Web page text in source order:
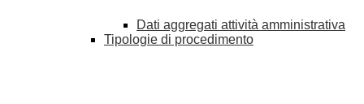
Dati aggregati attività amministrativa
Tipologie di procedimento